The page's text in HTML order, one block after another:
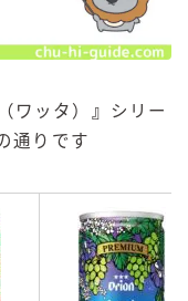
ワッタ） 』 シリー
通りです